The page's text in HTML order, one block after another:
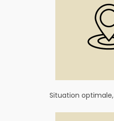
Situation optimale,